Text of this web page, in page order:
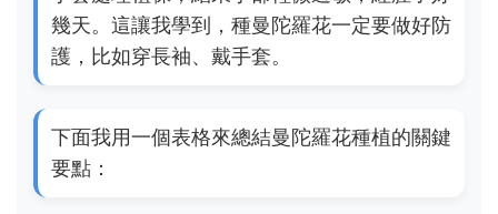
幾天。這讓我學到，種曼陀羅花一定要做好防
護，比如穿長袖、戴手套。
下面我用一個表格來總結曼陀羅花種植的關鍵
要點：